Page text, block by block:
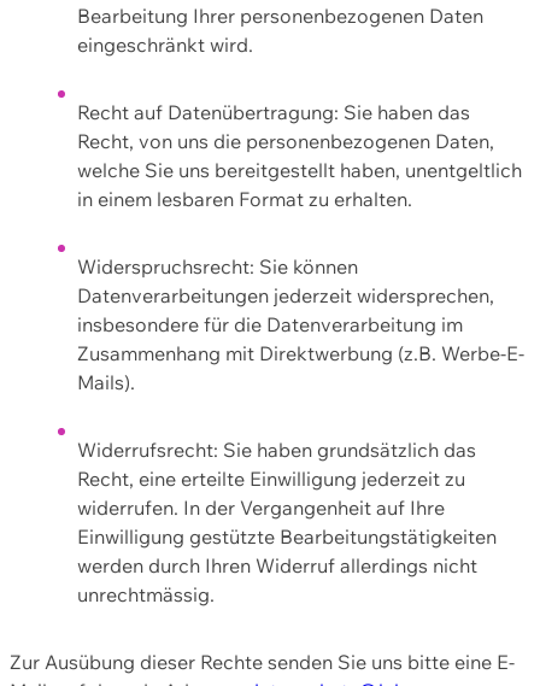
Bearbeitung Ihrer personenbezogenen Daten
eingeschränkt wird.
Recht auf Datenübertragung: Sie haben das
Recht, von uns die personenbezogenen Daten,
welche Sie uns bereitgestellt haben, unentgeltlich
in einem lesbaren Format zu erhalten.
Widerspruchsrecht: Sie können
Datenverarbeitungen jederzeit widersprechen,
insbesondere für die Datenverarbeitung im
Zusammenhang mit Direktwerbung (z.B. Werbe-E-
Mails).
Widerrufsrecht: Sie haben grundsätzlich das
Recht, eine erteilte Einwilligung jederzeit zu
widerrufen. In der Vergangenheit auf Ihre
Einwilligung gestützte Bearbeitungstätigkeiten
werden durch Ihren Widerruf allerdings nicht
unrechtmässig.
Zur Ausübung dieser Rechte senden Sie uns bitte eine E-